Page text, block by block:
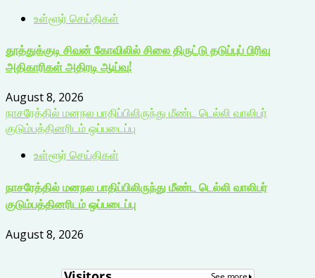
உள்ளூர் செய்திகள்
தூத்துக்குடி சிவன் கோவிலில் சிலை திருட்டு தடுப்புப் பிரிவு
அதிகாரிகள் அதிரடி ஆய்வு!
August 8, 2026
நாசரேத்தில் மனநல பாதிப்பிலிருந்து மீண்ட டெல்லி வாலிபர்
குடும்பத்தினரிடம் ஒப்படைப்பு
உள்ளூர் செய்திகள்
நாசரேத்தில் மனநல பாதிப்பிலிருந்து மீண்ட டெல்லி வாலிபர்
குடும்பத்தினரிடம் ஒப்படைப்பு
August 8, 2026